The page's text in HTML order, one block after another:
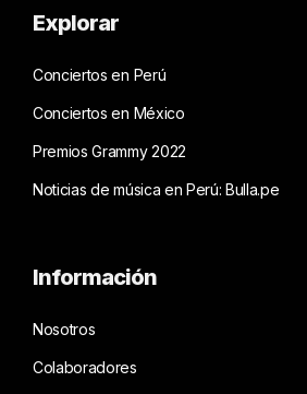
Explorar
Conciertos en Perú
Conciertos en México
Premios Grammy 2022
Noticias de música en Perú: Bulla.pe
Información
Nosotros
Colaboradores